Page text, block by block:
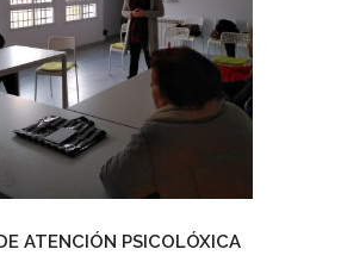
ATENCIÓN PSICOLÓXICA